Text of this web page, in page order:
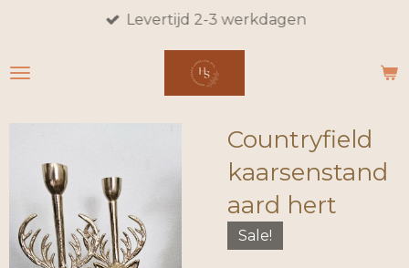
naar
hoofdinhoud
Levertijd 2-3 werkdagen
Countryfield
kaarsenstand
aard hert
Sale!